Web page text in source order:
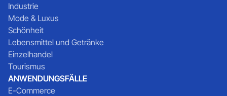
Industrie
Mode & Luxus
Schönheit
Lebensmittel und Getränke
Einzelhandel
Tourismus
ANWENDUNGSFÄLLE
E-Commerce